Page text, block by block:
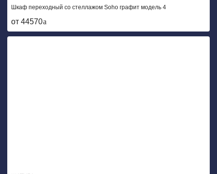
Шкаф переходный со стеллажом Soho графит модель 4
от 44570